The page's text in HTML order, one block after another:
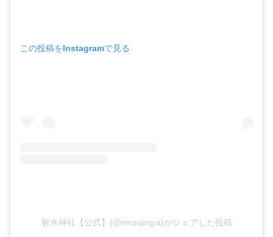
この投稿をInstagramで見る
射水神社【公式】(@imizujinjya)がシェアした投稿